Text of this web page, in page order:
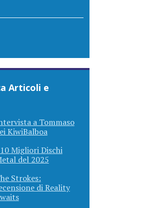
Articoli e
a Tommaso
KiwiBalboa
Migliori Dischi
del 2025
Strokes:
di Reality